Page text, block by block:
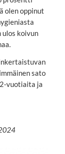
olen oppinut
koivun
sato
vuotiaita ja